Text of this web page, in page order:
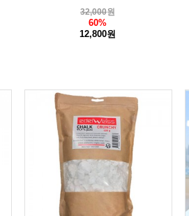
32,000원
60%
12,800원